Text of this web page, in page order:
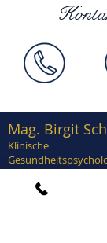
Mag. Birgit
Klinische
Supervisorin,
Zertifiziert in